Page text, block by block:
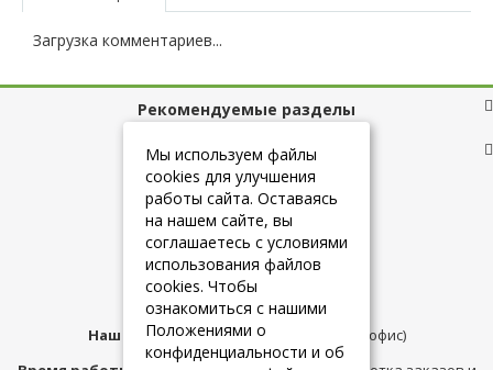
Загрузка комментариев...
Рекомендуемые разделы
Полезные ссылки
+7 (925) 084-10-60
Наш адрес:Москва,ул.Плещеева д.12 (офис)
Мы используем файлы
cookies для улучшения
работы сайта. Оставаясь
на нашем сайте, вы
соглашаетесь с условиями
использования файлов
cookies. Чтобы
ознакомиться с нашими
Положениями о
конфиденциальности и об